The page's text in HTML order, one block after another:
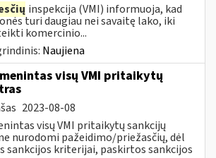
inspekcija (VMI) informuoja, kad
turi daugiau nei savaitę lako, iki
komercinio...
Naujiena
visų VMI pritaikytų
2023-08-08
visų VMI pritaikytų sankcijų
nurodomi pažeidimo/priežasčių, dėl
sankcijos kriterijai, paskirtos sankcijos